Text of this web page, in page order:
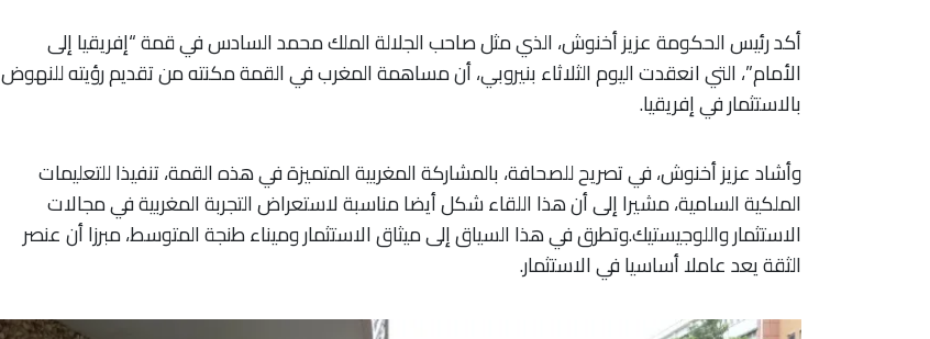
أكد رئيس الحكومة عزيز أخنوش، الذي مثل صاحب الجلالة الملك محمد السادس في قمة “إفريقيا إلى
الأمام”، التي انعقدت اليوم الثلاثاء بنيروبي، أن مساهمة المغرب في القمة مكنته من تقديم رؤيته للنهوض
بالاستثمار في إفريقيا.
وأشاد عزيز أخنوش، في تصريح للصحافة، بالمشاركة المغربية المتميزة في هذه القمة، تنفيذا للتعليمات
الملكية السامية، مشيرا إلى أن هذا اللقاء شكل أيضا مناسبة لاستعراض التجربة المغربية في مجالات
الاستثمار واللوجيستيك.وتطرق في هذا السياق إلى ميثاق الاستثمار وميناء طنجة المتوسط، مبرزا أن عنصر
الثقة يعد عاملا أساسيا في الاستثمار.